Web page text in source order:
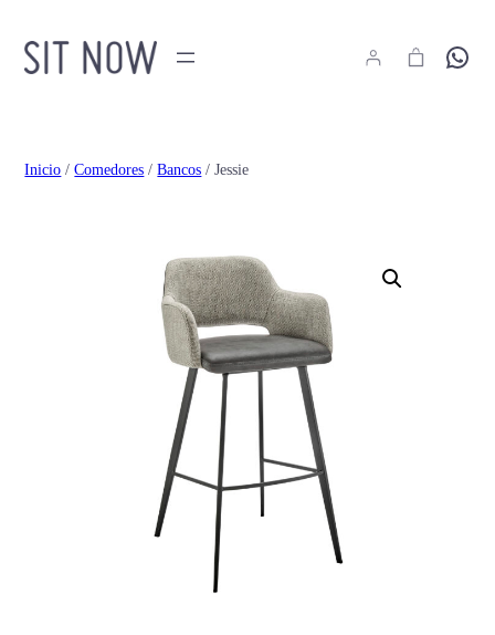
Hola
Inicio /Comedores /Bancos / Jessie